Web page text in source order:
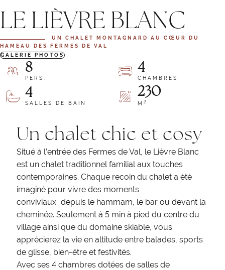
LE LIÈVRE BLANC
UN CHALET MONTAGNARD AU CŒUR DU
HAMEAU DES FERMES DE VAL
GALERIE PHOTOS
8
PERS.
4
CHAMBRES
4
SALLES DE BAIN
230
M 2
Un chalet chic et cosy
Situé à l’entrée des Fermes de Val, le Lièvre Blanc
est un chalet traditionnel familial aux touches
contemporaines. Chaque recoin du chalet a été
imaginé pour vivre des moments
conviviaux : depuis le hammam, le bar ou devant la
cheminée. Seulement à 5 min à pied du centre du
village ainsi que du domaine skiable, vous
apprécierez la vie en altitude entre balades, sports
de glisse, bien-être et festivités.
Avec ses 4 chambres dotées de salles de